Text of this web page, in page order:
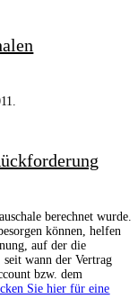
berechnet wurde.
können, helfen
auf der die
seit wann der Vertrag
bzw. dem
Sie hier für eine